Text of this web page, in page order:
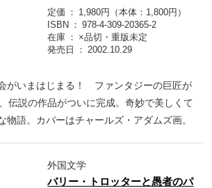
定価
1,980円（本体：1,800円）
ISBN
978-4-309-20365-2
在庫
×品切・重版未定
発売日
2002.10.29
がいまはじまる！ ファンタジーの巨匠が
伝説の作品がついに完成。奇妙で美しくて
物語。カバーはチャールズ・アダムズ画。
外国文学
バリー・トロッターと愚者のパ